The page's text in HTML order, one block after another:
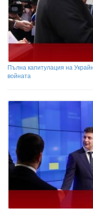
Пълна капитулация на
войната